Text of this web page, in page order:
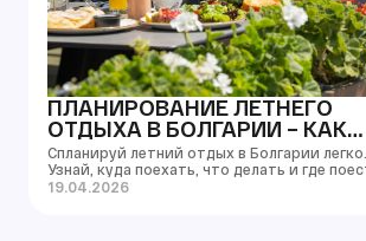
ПЛАНИРОВАНИЕ ЛЕТНЕГО
ОТДЫХА В БОЛГАРИИ – КАК
СДЕЛАТЬ ЭТО ПРАВИЛЬНО
Спланируй летний отдых в Болгарии легко.
Узнай, куда поехать, что делать и где
Бургасе и Солнечном Береге.
19.04.2026